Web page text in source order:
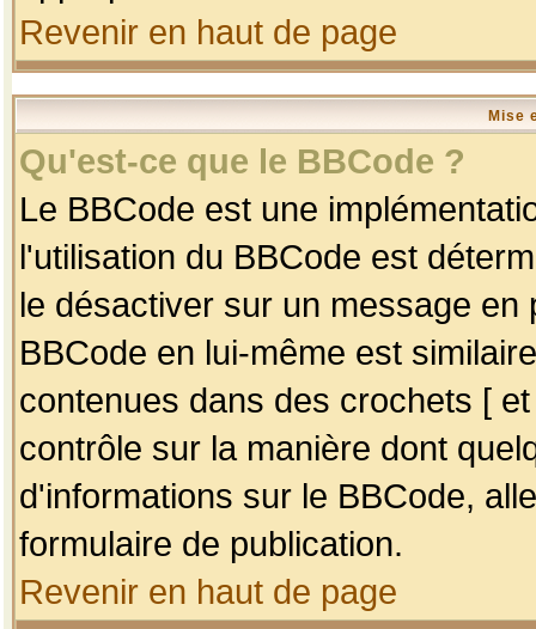
Revenir en haut de page
Mise
Qu'est-ce que le BBCode ?
Le BBCode est une
l'utilisation du BBCode est
le désactiver sur un message
BBCode en lui-même est
contenues dans des crochets [
contrôle sur la manière dont
d'informations sur le BBCode,
formulaire de publication.
Revenir en haut de page